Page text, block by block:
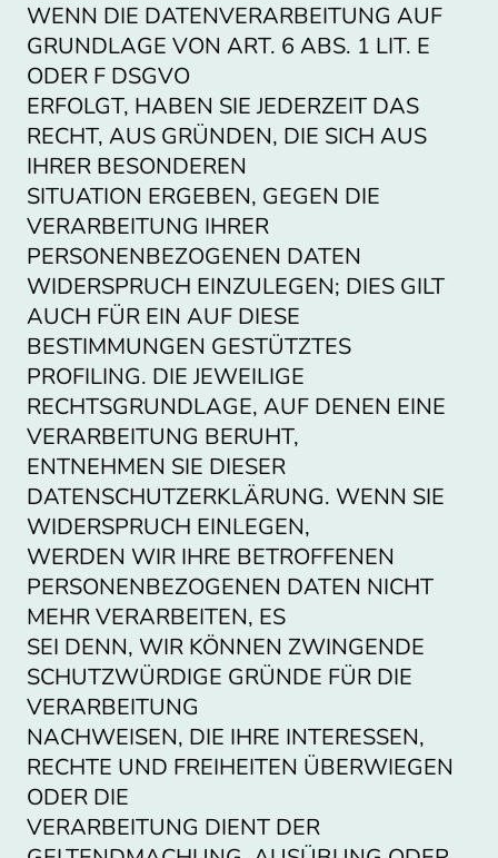
WENN DIE DATENVERARBEITUNG AUF
GRUNDLAGE VON ART. 6 ABS. 1 LIT. E
ODER F DSGVO
ERFOLGT, HABEN SIE JEDERZEIT DAS
RECHT, AUS GRÜNDEN, DIE SICH AUS
IHRER BESONDEREN
SITUATION ERGEBEN, GEGEN DIE
VERARBEITUNG IHRER
PERSONENBEZOGENEN DATEN
WIDERSPRUCH EINZULEGEN; DIES GILT
AUCH FÜR EIN AUF DIESE
BESTIMMUNGEN GESTÜTZTES
PROFILING. DIE JEWEILIGE
RECHTSGRUNDLAGE, AUF DENEN EINE
VERARBEITUNG BERUHT,
ENTNEHMEN SIE DIESER
DATENSCHUTZERKLÄRUNG. WENN SIE
WIDERSPRUCH EINLEGEN,
WERDEN WIR IHRE BETROFFENEN
PERSONENBEZOGENEN DATEN NICHT
MEHR VERARBEITEN, ES
SEI DENN, WIR KÖNNEN ZWINGENDE
SCHUTZWÜRDIGE GRÜNDE FÜR DIE
VERARBEITUNG
NACHWEISEN, DIE IHRE INTERESSEN,
RECHTE UND FREIHEITEN ÜBERWIEGEN
ODER DIE
VERARBEITUNG DIENT DER